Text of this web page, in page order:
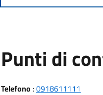
Punti di
Telefono :0918611111